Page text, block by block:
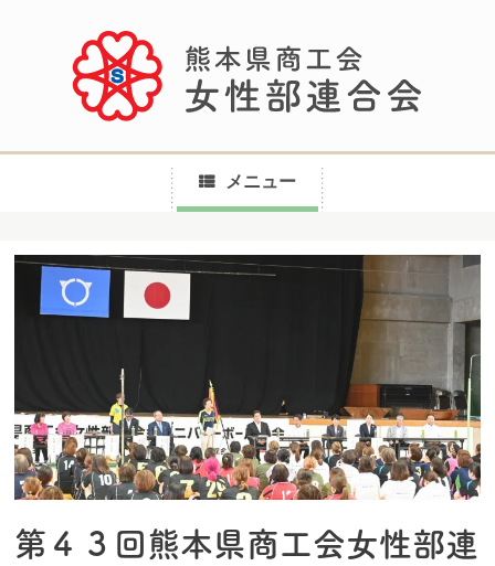
メニュー
コ
ス
キ
ッ
プ
第４３回熊本県商工会女性部連